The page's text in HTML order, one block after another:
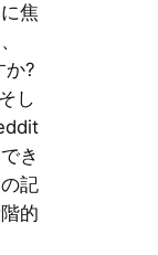
焦
か?
し
き
記
的